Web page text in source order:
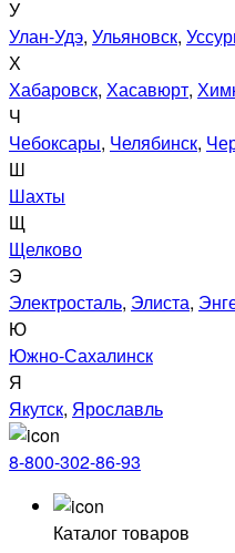
У
Улан-Удэ, Ульяновск,
Х
Хабаровск, Хасавюрт,
Ч
Чебоксары, Челябинск,
Ш
Шахты
Щ
Щелково
Э
Электросталь, Элиста,
Ю
Южно-Сахалинск
Я
Якутск, Ярославль
8-800-302-86-93
Каталог товаров